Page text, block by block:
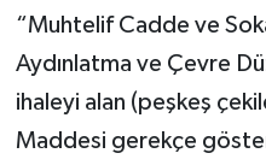
“Muhtelif Cadde ve
Aydınlatma ve Çevre
ihaleyi alan (peşkeş
Maddesi gerekçe